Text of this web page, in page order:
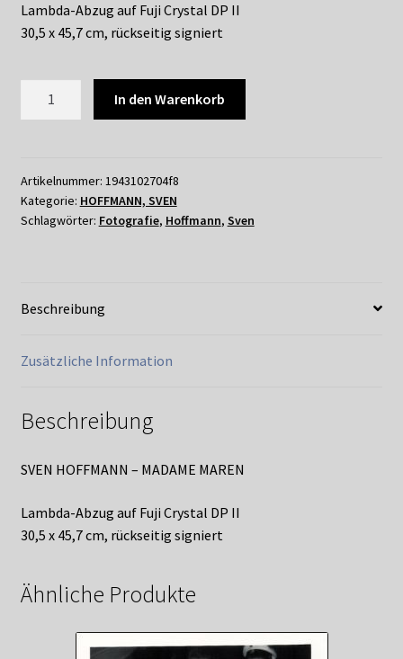
Lambda-Abzug auf Fuji Crystal DP II
30,5 x 45,7 cm, rückseitig signiert
MADAME
MAREN
Menge
In den Warenkorb
Artikelnummer: 1943102704f8
Kategorie: HOFFMANN, SVEN
Schlagwörter: Fotografie, Hoffmann, Sven
Beschreibung
Zusätzliche Information
Beschreibung
SVEN HOFFMANN – MADAME MAREN
Lambda-Abzug auf Fuji Crystal DP II
30,5 x 45,7 cm, rückseitig signiert
Ähnliche Produkte